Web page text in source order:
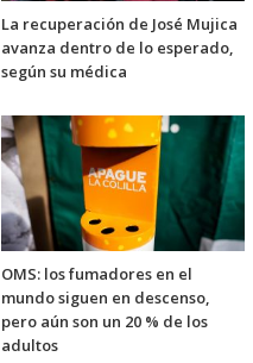
La recuperación de José Mujica
avanza dentro de lo esperado,
según su médica
OMS: los fumadores en el
mundo siguen en descenso,
pero aún son un 20 % de los
adultos